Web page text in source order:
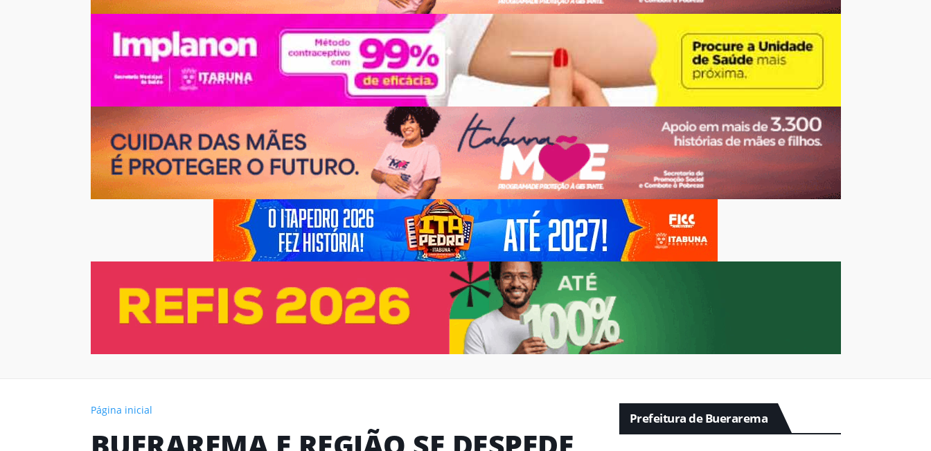
Página inicial
Prefeitura de Buerarema